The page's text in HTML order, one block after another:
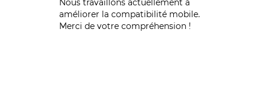
Nous travaillons actuellement à
améliorer la compatibilité mobile.
Merci de votre compréhension !